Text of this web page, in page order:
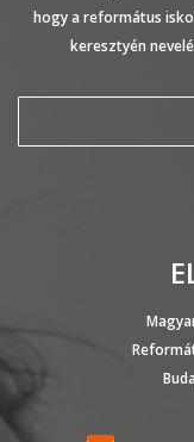
hogy a református
keresztyén